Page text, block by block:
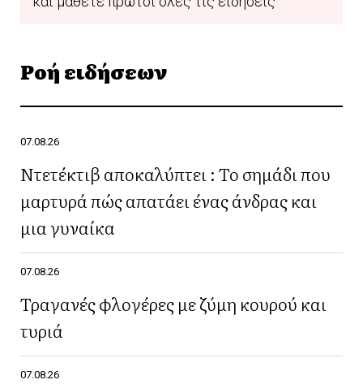
Ροή ειδήσεων
07.08.26
Ντετέκτιβ αποκαλύπτει : Το σημάδι που
μαρτυρά πώς απατάει ένας άνδρας και
μια γυναίκα
07.08.26
Τραγανές φλογέρες με ζύμη κουρού και
τυριά
07.08.26